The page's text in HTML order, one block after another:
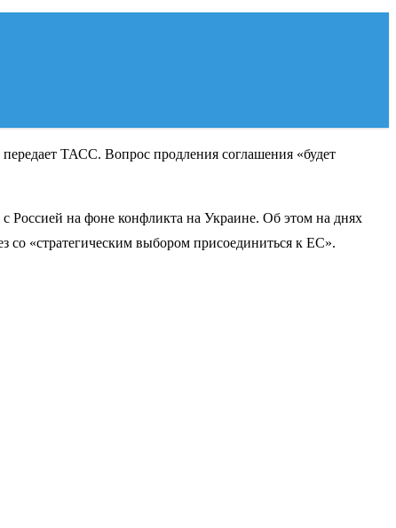
ТАСС. Вопрос продления соглашения «будет
Россией на фоне конфликта на Украине. Об этом на днях
со «стратегическим выбором присоединиться к ЕС».